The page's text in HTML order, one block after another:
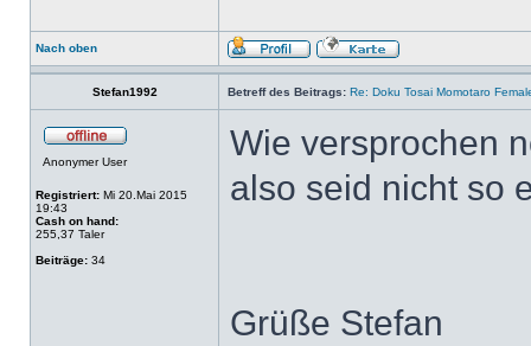
Nach oben
Stefan1992 Betreff des Beitrags: Re: Doku Tosai Momotaro
Anonymer User
Registriert: Mi 20.Mai 2015
19:43
Cash on hand:
255,37 Taler
Beiträge: 34
Wie versprochen
also seid nicht so
Grüße Stefan